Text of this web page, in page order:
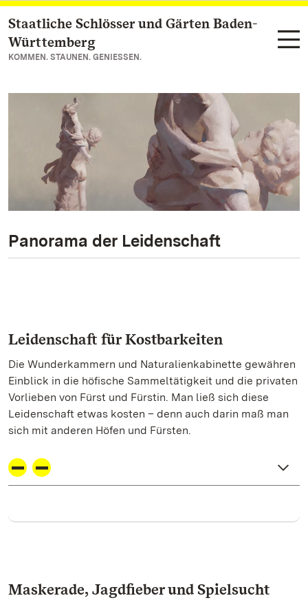
Zum Hauptinhalt springen
Staatliche Schlösser und Gärten Baden-
Württemberg
KOMMEN. STAUNEN. GENIESSEN.
Panorama der Leidenschaft
Leidenschaft für Kostbarkeiten
Die Wunderkammern und Naturalienkabinette gewähren
Einblick in die höfische Sammeltätigkeit und die privaten
Vorlieben von Fürst und Fürstin. Man ließ sich diese
Leidenschaft etwas kosten – denn auch darin maß man
sich mit anderen Höfen und Fürsten.
Maskerade, Jagdfieber und Spielsucht